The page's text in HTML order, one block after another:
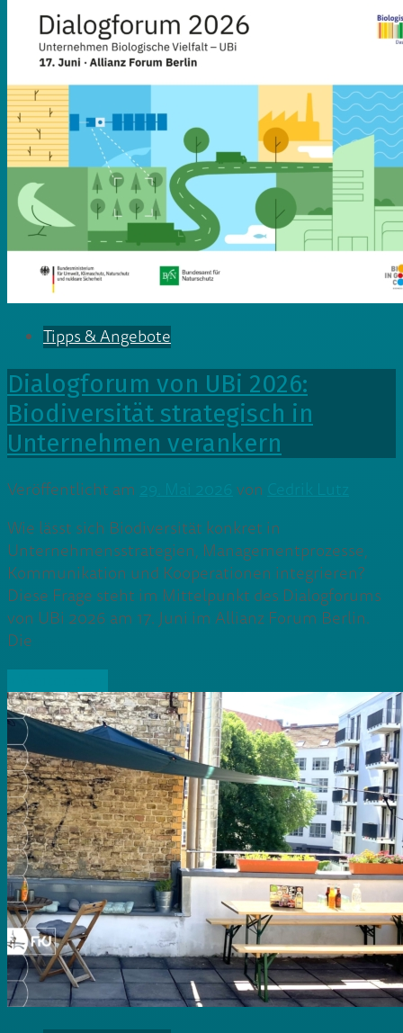
Tipps & Angebote
Dialogforum von UBi 2026:
Biodiversität strategisch in
Unternehmen verankern
Veröffentlicht am von
Wie lässt sich Biodiversität konkret in
Unternehmensstrategien, Managementprozesse,
Kommunikation und Kooperationen integrieren?
Diese Frage steht im Mittelpunkt des Dialogforums
von UBi 2026 am 17. Juni im Allianz Forum Berlin.
Die